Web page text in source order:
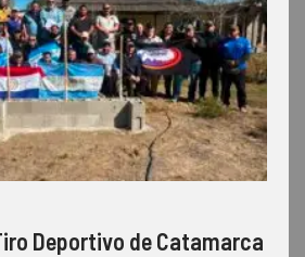
Deportivo de Catamarca